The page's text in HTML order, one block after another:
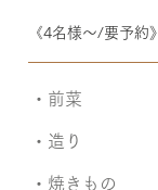
《4名様～/要予約》
​・前菜
​・造り
​・焼きもの